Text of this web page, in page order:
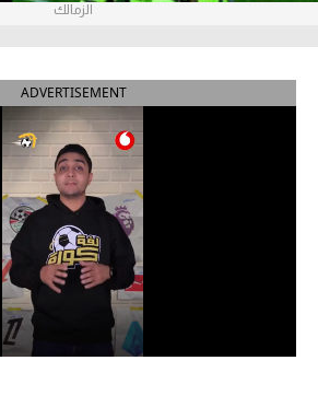
الدوري السعودي للمحترفين
الزمالك
ADVERTISEMENT